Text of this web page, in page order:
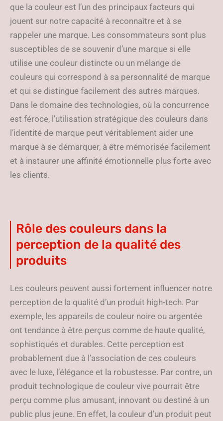
que la couleur est l’un des principaux facteurs qui
jouent sur notre capacité à reconnaître et à se
rappeler une marque. Les consommateurs sont plus
susceptibles de se souvenir d’une marque si elle
utilise une couleur distincte ou un mélange de
couleurs qui correspond à sa personnalité de marque
et qui se distingue facilement des autres marques.
Dans le domaine des technologies, où la concurrence
est féroce, l’utilisation stratégique des couleurs dans
l’identité de marque peut véritablement aider une
marque à se démarquer, à être mémorisée facilement
et à instaurer une affinité émotionnelle plus forte avec
les clients.
Rôle des couleurs dans la
perception de la qualité des
produits
Les couleurs peuvent aussi fortement influencer notre
perception de la qualité d’un produit high-tech. Par
exemple, les appareils de couleur noire ou argentée
ont tendance à être perçus comme de haute qualité,
sophistiqués et durables. Cette perception est
probablement due à l’association de ces couleurs
avec le luxe, l’élégance et la robustesse. Par contre, un
produit technologique de couleur vive pourrait être
perçu comme plus amusant, innovant ou destiné à un
public plus jeune. En effet, la couleur d’un produit peut